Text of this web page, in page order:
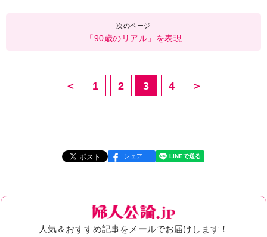
「90歳のリアル」を表現
＜ 1 2 3 4 ＞
シェア